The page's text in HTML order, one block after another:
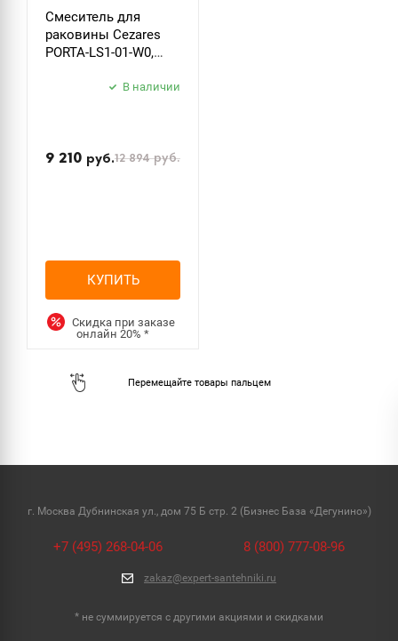
Смеситель для
раковины Cezares
PORTA-LS1-01-W0,
В наличии
9 210 руб.12 894руб.
КУПИТЬ
Скидка при заказе
онлайн20%*
г. Москва Дубнинская ул., дом 75 Б стр. 2 (Бизнес База «Дегунино»)
+7 (495) 268-04-06 8 (800) 777-08-96
zakaz@expert-santehniki.ru
* не суммируется с другими акциями и скидками